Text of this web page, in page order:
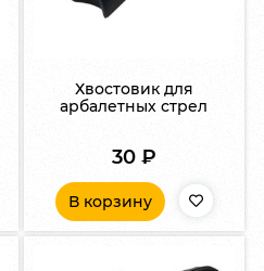
Хвостовик для
арбалетных стрел
30 ₽
В корзину